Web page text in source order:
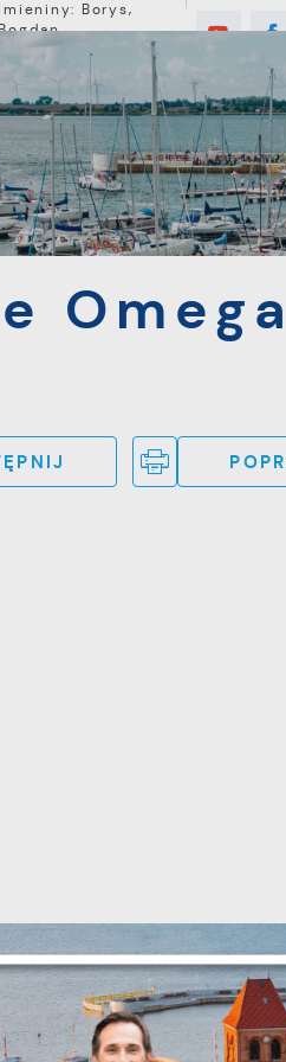
Imieniny: Borys,
Wawrzyniec
MIESZKANIEC
Omega
Twoją prywatność.
zaakceptować je wszystkie. W
zmiany swoich ustawień.